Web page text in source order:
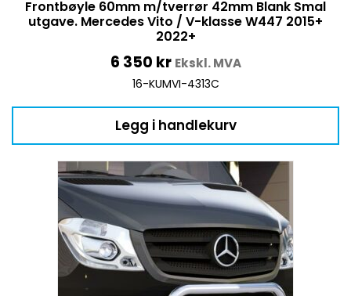
Frontbøyle 60mm m/tverrør 42mm Blank Smal
utgave. Mercedes Vito / V-klasse W447 2015+
2022+
6 350 kr Ekskl. MVA
16-KUMVI-4313C
Legg i handlekurv